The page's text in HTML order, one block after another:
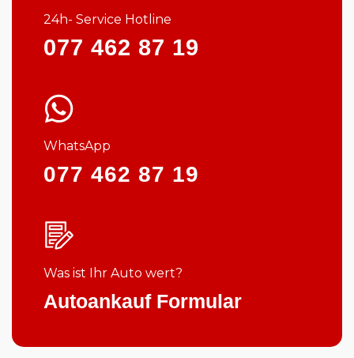
24h- Service Hotline
077 462 87 19
WhatsApp
077 462 87 19
Was ist Ihr Auto wert?
Autoankauf Formular